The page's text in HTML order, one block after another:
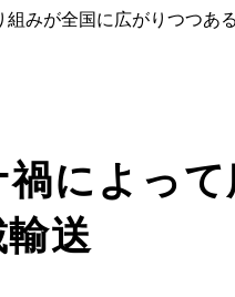
みが全国に広がりつつある
禍によっ
送